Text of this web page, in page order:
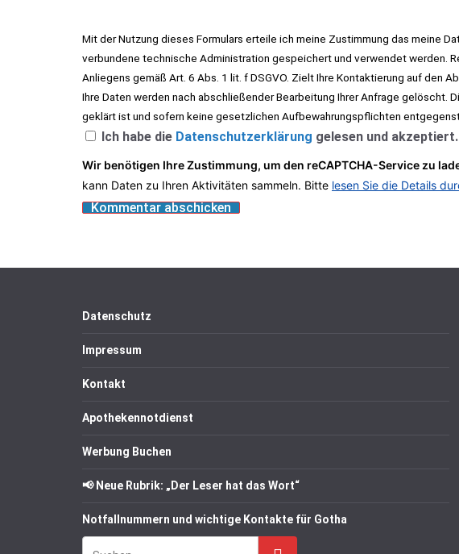
Mit der Nutzung dieses Formulars erteile ich meine Zustimmung das meine
verbundene technische Administration gespeichert und verwendet werden.
Anliegens gemäß Art. 6 Abs. 1 lit. f DSGVO. Zielt Ihre Kontaktierung auf den
Ihre Daten werden nach abschließender Bearbeitung Ihrer Anfrage gelöscht.
geklärt ist und sofern keine gesetzlichen Aufbewahrungspflichten
Ich habe die Datenschutzerklärung gelesen und akzeptiert.
Wir benötigen Ihre Zustimmung, um den reCAPTCHA-Service zu
kann Daten zu Ihren Aktivitäten sammeln. Bitte lesen Sie die Details
Datenschutz
Impressum
Kontakt
Apothekennotdienst
Werbung Buchen
📢 Neue Rubrik: „Der Leser hat das Wort“
Notfallnummern und wichtige Kontakte für Gotha